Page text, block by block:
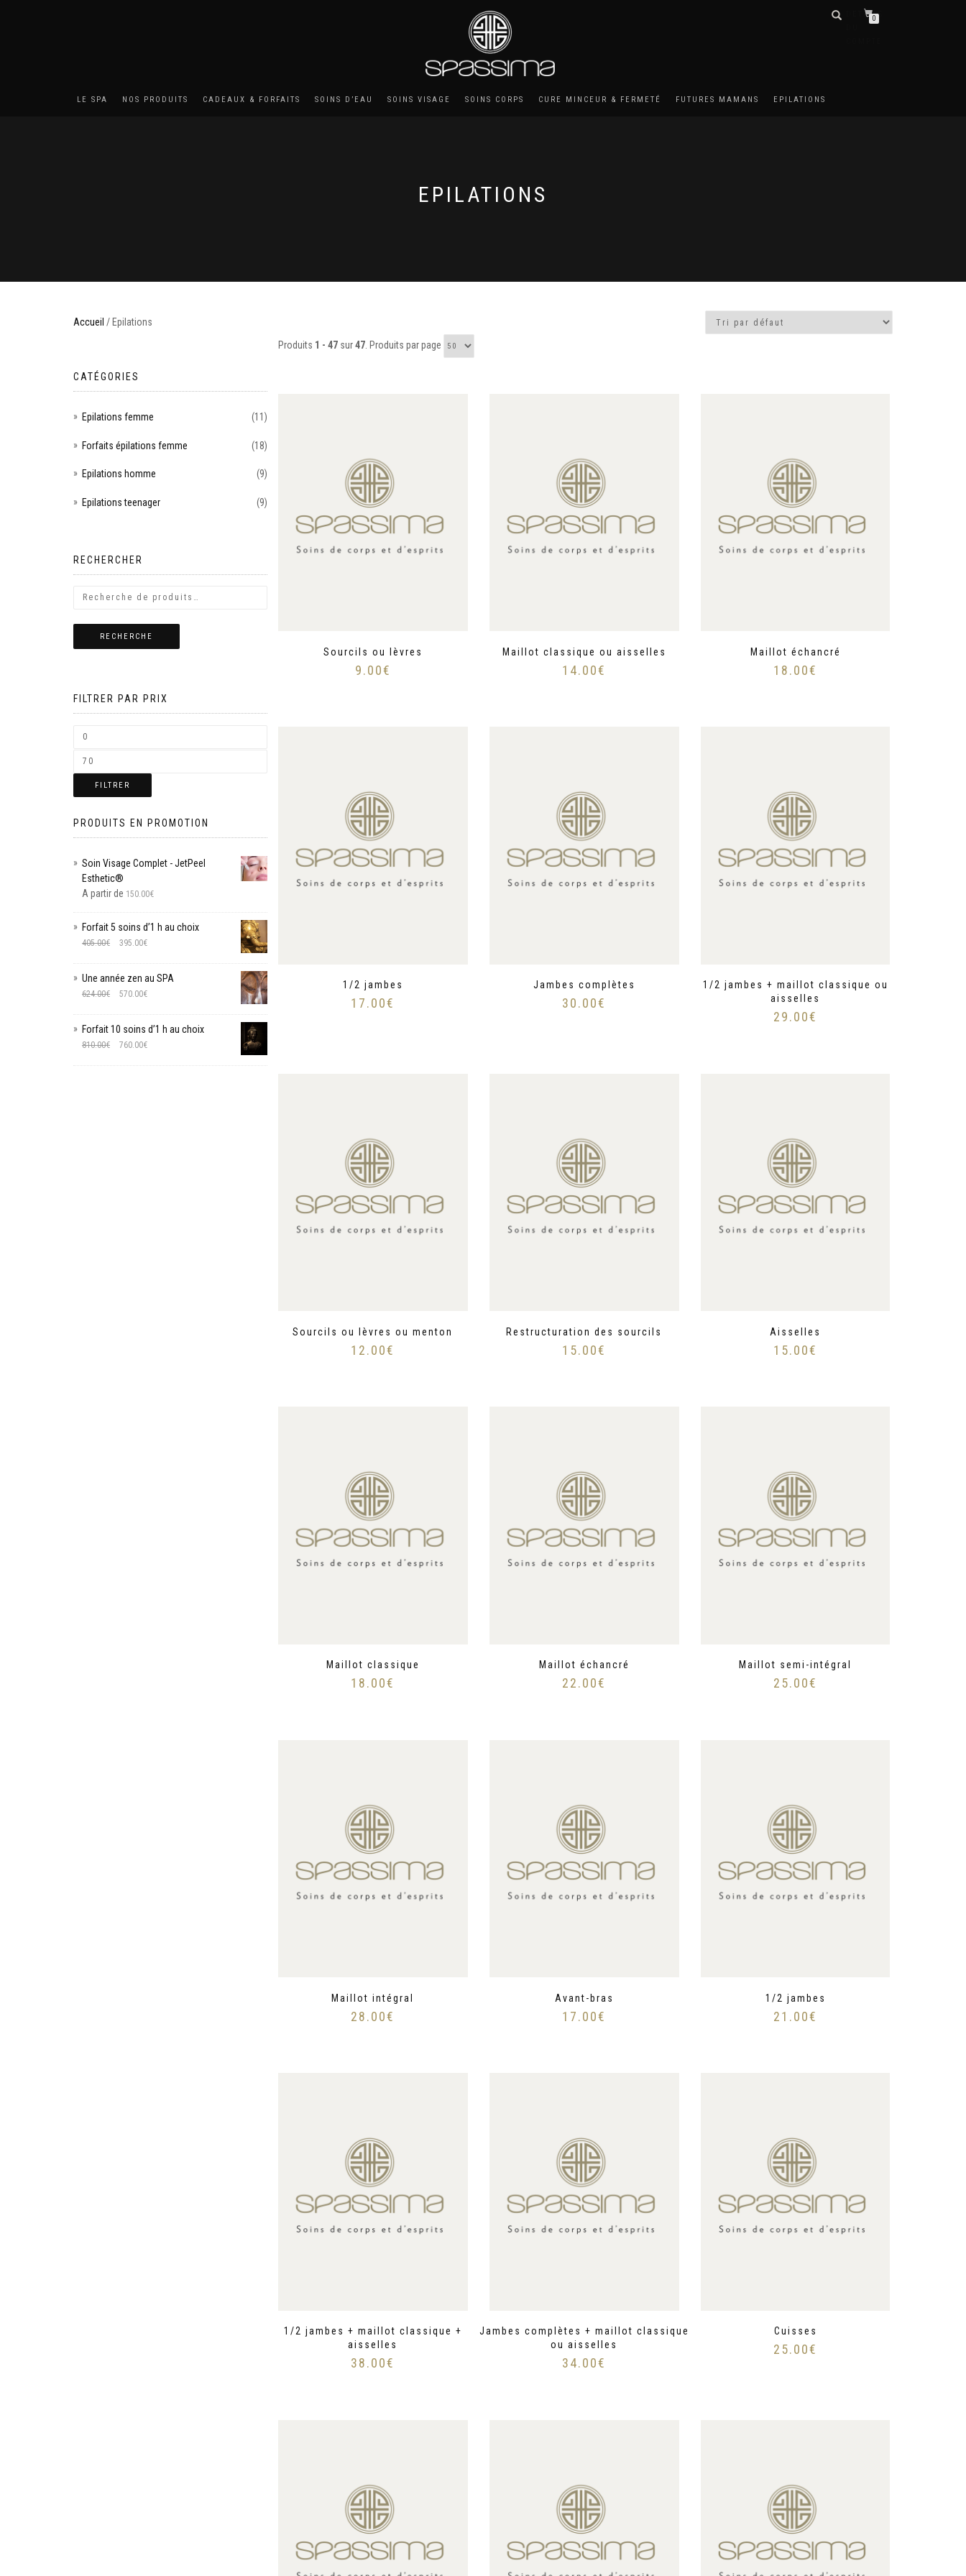
DÉTAILS
0
LE SPA NOS PRODUITS CADEAUX & FORFAITS SOINS D’EAU SOINS VISAGE SOINS CORPS CURE MINCEUR & FERMETÉ FUTURES MAMANS EPILATIONS
EPILATIONS
Accueil / Epilations
Produits 1 - 47 sur47 . Produits par page
Sourcils ou lèvres
9.00€
Maillot classique ou aisselles
14.00€
Maillot échancré
18.00€
1/2 jambes
17.00€
Jambes complètes
30.00€
1/2 jambes + maillot classique ou
aisselles
29.00€
Sourcils ou lèvres ou menton
12.00€
Restructuration des sourcils
15.00€
Aisselles
15.00€
Maillot classique
18.00€
Maillot échancré
22.00€
Maillot semi-intégral
25.00€
Maillot intégral
28.00€
Avant-bras
17.00€
1/2 jambes
21.00€
1/2 jambes + maillot classique +
aisselles
38.00€
Jambes complètes + maillot classique
ou aisselles
34.00€
Cuisses
25.00€
CATÉGORIES
Epilations femme (11)
Forfaits épilations femme (18)
Epilations homme (9)
Epilations teenager (9)
RECHERCHER
RECHERCHE
FILTRER PAR PRIX
FILTRER
PRODUITS EN PROMOTION
Soin Visage Complet - JetPeel
Esthetic®
A partir de 150.00€
Forfait 5 soins d’1 h au choix
405.00€ 395.00€
Une année zen au SPA
624.00€ 570.00€
Forfait 10 soins d’1 h au choix
810.00€ 760.00€